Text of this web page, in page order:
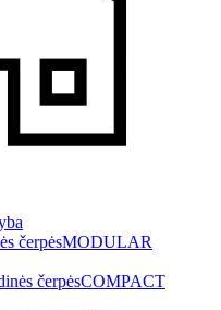
čerpėsMODULAR
čerpėsCOMPACT